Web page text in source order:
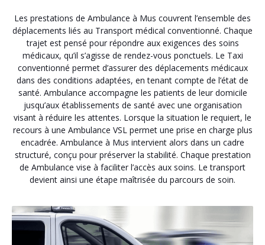
Les prestations de Ambulance à Mus couvrent l’ensemble des
déplacements liés au Transport médical conventionné. Chaque
trajet est pensé pour répondre aux exigences des soins
médicaux, qu’il s’agisse de rendez-vous ponctuels. Le Taxi
conventionné permet d’assurer des déplacements médicaux
dans des conditions adaptées, en tenant compte de l’état de
santé. Ambulance accompagne les patients de leur domicile
jusqu’aux établissements de santé avec une organisation
visant à réduire les attentes. Lorsque la situation le requiert, le
recours à une Ambulance VSL permet une prise en charge plus
encadrée. Ambulance à Mus intervient alors dans un cadre
structuré, conçu pour préserver la stabilité. Chaque prestation
de Ambulance vise à faciliter l’accès aux soins. Le transport
devient ainsi une étape maîtrisée du parcours de soin.